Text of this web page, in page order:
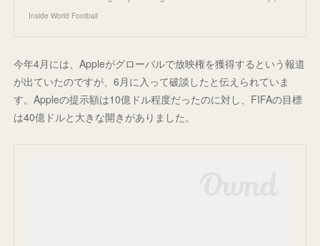
Inside World Football
今年4月には、Appleがグローバルで放映権を獲得するという報道
が出ていたのですが、6月に入って破談したと伝えられていま
す。Appleの提示額は10億ドル程度だったのに対し、FIFAの目標
は40億ドルと大きな開きがありました。